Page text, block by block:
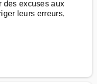
des excuses aux
leurs erreurs,